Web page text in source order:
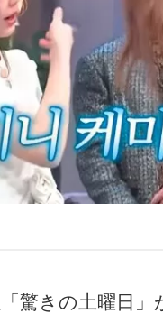
驚きの土曜日